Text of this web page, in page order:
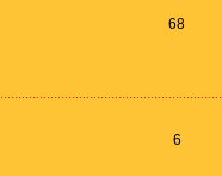
68
6